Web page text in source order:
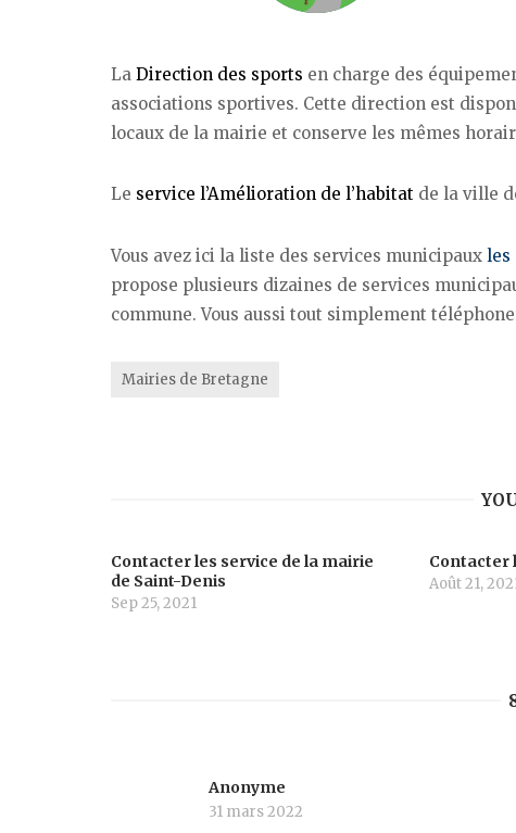
La Direction des sports en charge des
associations sportives. Cette direction est
locaux de la mairie et conserve les mêmes
Le service l’Amélioration de l’habitat de la ville
Vous avez ici la liste des services municipaux les
propose plusieurs dizaines de services
commune. Vous aussi tout simplement
Mairies de Bretagne
Contacter les service de la mairie
de Saint-Denis
Sep 25, 2021
Contacter
Août 21,
Anonyme
31 mars 2022